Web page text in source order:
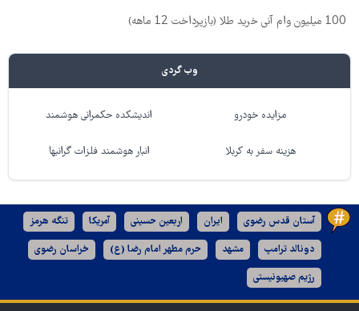
100 میلیون وام آنی خرید طلا (بازپرداخت 12 ماهه)
وب گردی
مزایده خودرو اندیشکده حکمرانی هوشمند
هزینه سفر به کربلا انبار هوشمند فلزات گرانبها
آستان قدس رضوی ایران اربعین حسینی آمریکا تنگه هرمز
دونالد ترامپ مشهد حرم مطهر امام رضا (ع) خراسان رضوی
رژیم صهیونیستی